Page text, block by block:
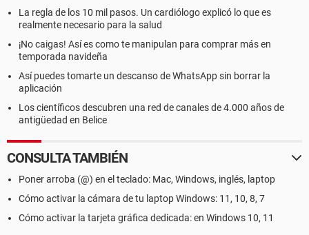
La regla de los 10 mil pasos. Un cardiólogo explicó lo que es
realmente necesario para la salud
¡No caigas! Así es como te manipulan para comprar más en
temporada navideña
Así puedes tomarte un descanso de WhatsApp sin borrar la
aplicación
Los científicos descubren una red de canales de 4.000 años de
antigüedad en Belice
CONSULTA TAMBIÉN
Poner arroba (@) en el teclado: Mac, Windows, inglés, laptop
Cómo activar la cámara de tu laptop Windows: 11, 10, 8, 7
Cómo activar la tarjeta gráfica dedicada: en Windows 10, 11